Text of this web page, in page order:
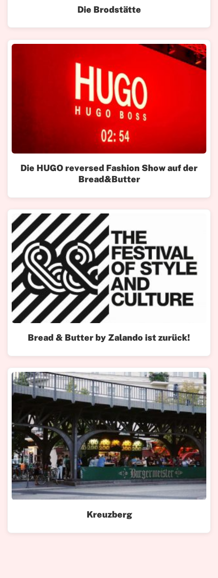
Die Brodstätte
Die HUGO reversed Fashion Show auf der
Bread&Butter
Bread & Butter by Zalando ist zurück!
Kreuzberg